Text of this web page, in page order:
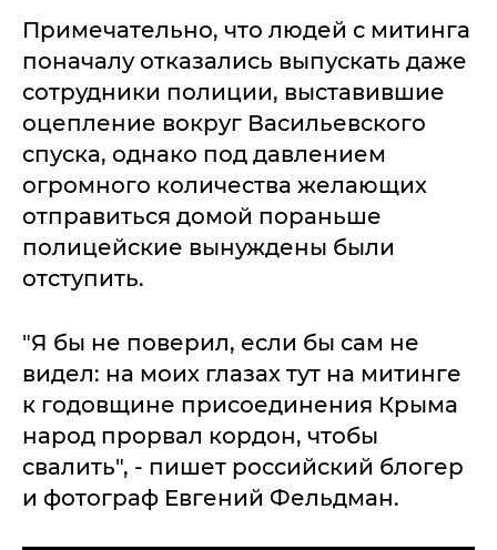
Примечательно, что людей с митинга
поначалу отказались выпускать даже
сотрудники полиции, выставившие
оцепление вокруг Васильевского
спуска, однако под давлением
огромного количества желающих
отправиться домой пораньше
полицейские вынуждены были
отступить.
"Я бы не поверил, если бы сам не
видел: на моих глазах тут на митинге
к годовщине присоединения Крыма
народ прорвал кордон, чтобы
свалить", - пишет российский блогер
и фотограф Евгений Фельдман.